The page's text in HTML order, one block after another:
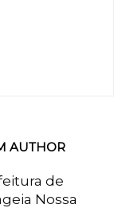
AUTHOR
de
Nossa